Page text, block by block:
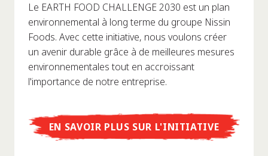
Le EARTH FOOD CHALLENGE 2030 est un plan
environnemental à long terme du groupe Nissin
Foods. Avec cette initiative, nous voulons créer
un avenir durable grâce à de meilleures mesures
environnementales tout en accroissant
l'importance de notre entreprise.
EN SAVOIR PLUS SUR L'INITIATIVE